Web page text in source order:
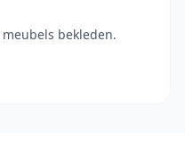
bekleden.